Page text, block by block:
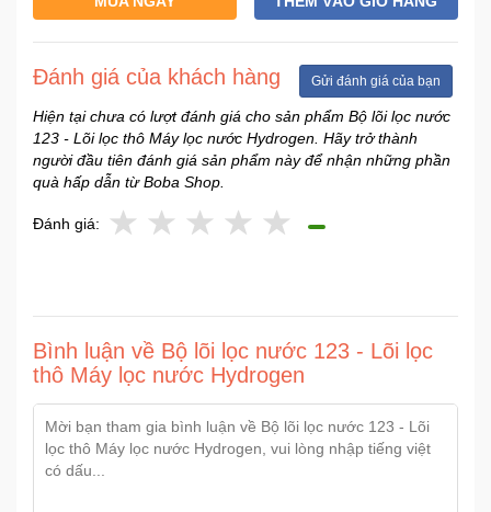
Máy
chơi
Dịch
Giải
Voucher
Đánh giá của khách hàng Gửi đánh giá của bạn
Hiện tại chưa có lượt đánh giá cho sản phẩm Bộ lõi lọc nước
123 - Lõi lọc thô Máy lọc nước Hydrogen. Hãy trở thành
người đầu tiên đánh giá sản phẩm này để nhận những phần
quà hấp dẫn từ Boba Shop.
Đánh giá:
Bình luận về Bộ lõi lọc nước 123 - Lõi lọc
thô Máy lọc nước Hydrogen